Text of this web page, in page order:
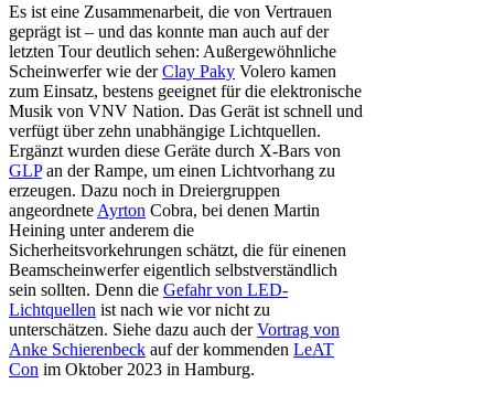
Es ist eine Zusammenarbeit, die von Vertrauen
geprägt ist – und das konnte man auch auf der
letzten Tour deutlich sehen: Außergewöhnliche
Scheinwerfer wie derClay Paky Volero kamen
zum Einsatz, bestens geeignet für die elektronische
Musik von VNV Nation. Das Gerät ist schnell und
verfügt über zehn unabhängige Lichtquellen.
Ergänzt wurden diese Geräte durch X-Bars von
GLPan der Rampe, um einen Lichtvorhang zu
erzeugen. Dazu noch in Dreiergruppen
angeordnete Ayrton Cobra, bei denen Martin
Heining unter anderem die
Sicherheitsvorkehrungen schätzt, die für einenen
Beamscheinwerfer eigentlich selbstverständlich
sein sollten. Denn die Gefahr von LED-
Lichtquellen ist nach wie vor nicht zu
unterschätzen. Siehe dazu auch derVortrag von
Anke Schierenbeck auf der kommenden LeAT
Con im Oktober 2023 in Hamburg.